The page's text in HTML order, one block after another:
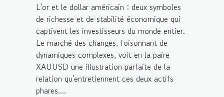
L'or et le dollar américain : deux symboles
de richesse et de stabilité économique qui
captivent les investisseurs du monde entier.
Le marché des changes, foisonnant de
dynamiques complexes, voit en la paire
XAUUSD une illustration parfaite de la
relation qu'entretiennent ces deux actifs
phares....